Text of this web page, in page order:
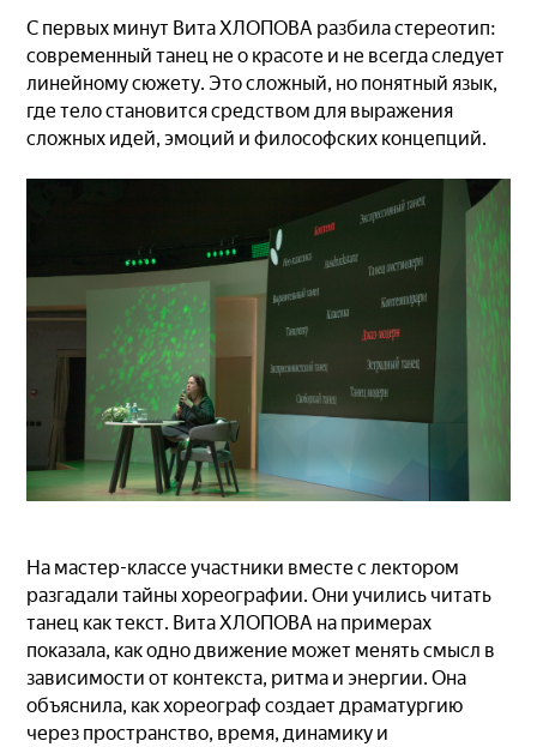
С первых минут Вита ХЛОПОВА разбила стереотип:
современный танец не о красоте и не всегда следует
линейному сюжету. Это сложный, но понятный язык,
где тело становится средством для выражения
сложных идей, эмоций и философских концепций.
На мастер-классе участники вместе с лектором
разгадали тайны хореографии. Они учились читать
танец как текст. Вита ХЛОПОВА на примерах
показала, как одно движение может менять смысл в
зависимости от контекста, ритма и энергии. Она
объяснила, как хореограф создает драматургию
через пространство, время, динамику и